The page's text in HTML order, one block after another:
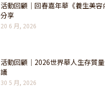
活動回顧｜回春嘉年華《養生美容
分享
20 6 月, 2026
活動回顧｜2026世界華人生存質
議
30 5 月, 2026